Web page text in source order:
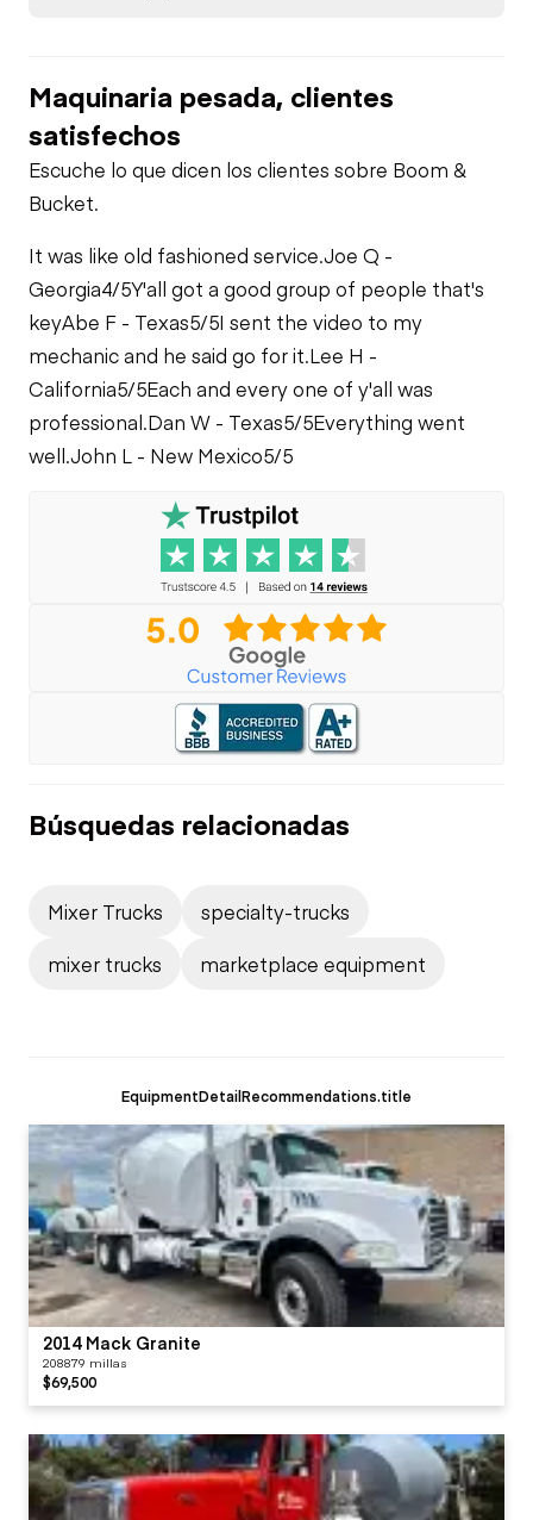
Air Conditioner
Limited Function
Check
Air Compressor
Fuel System
Fuel Leaks
Cooling System
Leaks
Non-Driven Drop
Axle (1)
Limited Function
Limited Function
Check - Brakes
Limited Function
Maquinaria pesada, clientes
satisfechos
Escuche lo que dicen los clientes sobre Boom &
Bucket.
It was like old fashioned service.Joe Q -
Georgia4/5Y'all got a good group of people that's
keyAbe F - Texas5/5I sent the video to my
mechanic and he said go for it.Lee H -
California5/5Each and every one of y'all was
professional.Dan W - Texas5/5Everything went
well.John L - New Mexico5/5
Búsquedas relacionadas
Mixer Trucks
specialty-trucks
mixer trucks
marketplace equipment
EquipmentDetailRecommendations.title
2014 Mack Granite
208879 millas
$69,500